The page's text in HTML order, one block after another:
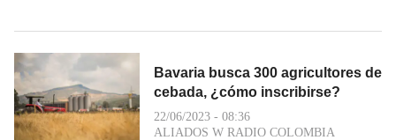
Bavaria busca 300 agricultores de
cebada, ¿cómo inscribirse?
22/06/2023 - 08:36
ALIADOS W RADIO COLOMBIA